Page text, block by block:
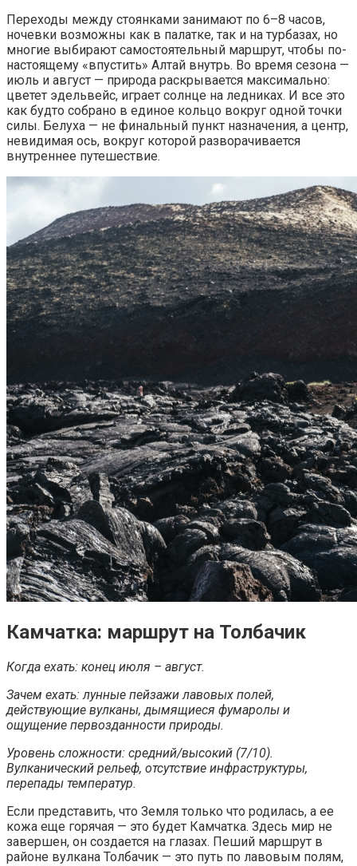
Переходы между стоянками занимают по 6–8 часов,
ночевки возможны как в палатке, так и на турбазах, но
многие выбирают самостоятельный маршрут, чтобы по-
настоящему «впустить» Алтай внутрь. Во время сезона —
июль и август — природа раскрывается максимально:
цветет эдельвейс, играет солнце на ледниках. И все это
как будто собрано в единое кольцо вокруг одной точки
силы. Белуха — не финальный пункт назначения, а центр,
невидимая ось, вокруг которой разворачивается
внутреннее путешествие.
Камчатка: маршрут на Толбачик
Когда ехать: конец июля – август.
Зачем ехать: лунные пейзажи лавовых полей,
действующие вулканы, дымящиеся фумаролы и
ощущение первозданности природы.
Уровень сложности: средний/высокий (7/10).
Вулканический рельеф, отсутствие инфраструктуры,
перепады температур.
Если представить, что Земля только что родилась, а ее
кожа еще горячая — это будет Камчатка. Здесь мир не
завершен, он создается на глазах. Пеший маршрут в
районе вулкана Толбачик — это путь по лавовым полям,